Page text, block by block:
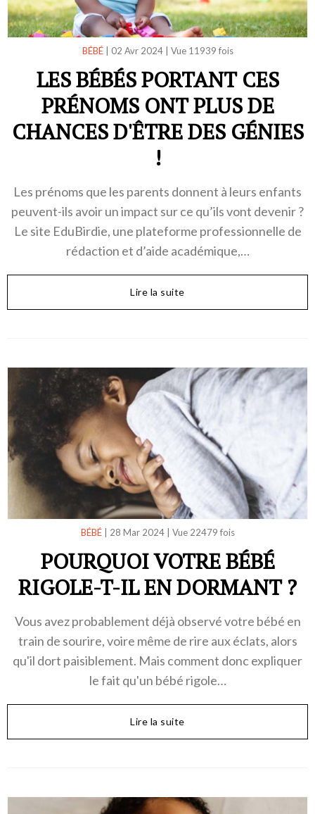
BÉBÉ| 02 Avr 2024| Vue 11939 fois
LES BÉBÉS PORTANT CES
PRÉNOMS ONT PLUS DE
CHANCES D'ÊTRE DES GÉNIES
!
Les prénoms que les parents donnent à leurs enfants
peuvent-ils avoir un impact sur ce qu’ils vont devenir ?
Le site EduBirdie, une plateforme professionnelle de
rédaction et d’aide académique,…
Lire la suite
BÉBÉ| 28 Mar 2024| Vue 22479 fois
POURQUOI VOTRE BÉBÉ
RIGOLE-T-IL EN DORMANT ?
Vous avez probablement déjà observé votre bébé en
train de sourire, voire même de rire aux éclats, alors
qu'il dort paisiblement. Mais comment donc expliquer
le fait qu'un bébé rigole…
Lire la suite